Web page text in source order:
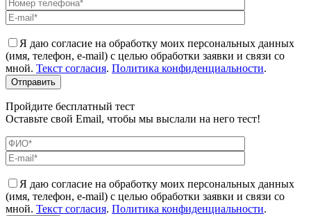
Я даю согласие на обработку моих персональных данных
(имя, телефон, e-mail) с целью обработки заявки и связи со
мной. Текст согласия. Политика конфиденциальности.
Пройдите бесплатный тест
Оставьте свой Email, чтобы мы выслали на него тест!
Я даю согласие на обработку моих персональных данных
(имя, телефон, e-mail) с целью обработки заявки и связи со
мной. Текст согласия. Политика конфиденциальности.